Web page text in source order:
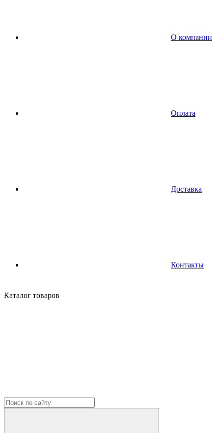
О компании
Оплата
Доставка
Контакты
Каталог товаров